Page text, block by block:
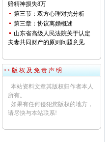
赔精神损失8万
第三节：双方心理对抗分析
第三章：协议离婚概述
山东省高级人民法院关于认定
夫妻共同财产的原则问题意见
>> 版 权 及 免 责 声 明
本站资料文章其版权归作者本人
所有。
如果有任何侵犯您版权的地方，
请尽快与本站联系!